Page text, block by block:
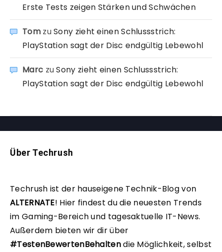
Erste Tests zeigen Stärken und Schwächen
TomzuSony zieht einen Schlussstrich:
PlayStation sagt der Disc endgültig Lebewohl
Marc zuSony zieht einen Schlussstrich:
PlayStation sagt der Disc endgültig Lebewohl
Über Techrush
Techrush ist der hauseigene Technik-Blog von
ALTERNATE! Hier findest du die neuesten Trends
im Gaming-Bereich und tagesaktuelle IT-News.
Außerdem bieten wir dir über
#TestenBewertenBehaltendie Möglichkeit, selbst